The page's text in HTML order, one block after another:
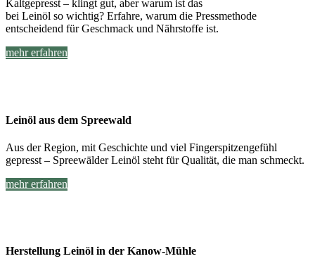
Kaltgepresst – klingt gut, aber warum ist das
bei Leinöl so wichtig? Erfahre, warum die Pressmethode
entscheidend für Geschmack und Nährstoffe ist.
mehr erfahren
Leinöl aus dem Spreewald
Aus der Region, mit Geschichte und viel Fingerspitzengefühl
gepresst – Spreewälder Leinöl steht für Qualität, die man schmeckt.
mehr erfahren
Herstellung Leinöl in der Kanow-Mühle